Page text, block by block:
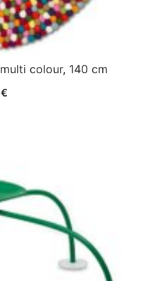
colour, 140 cm
€